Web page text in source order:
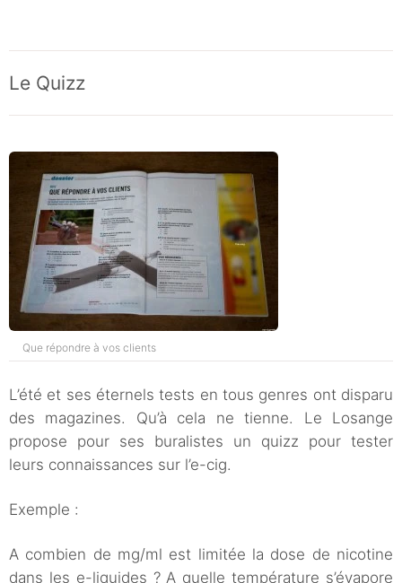
Le Quizz
Que répondre à vos clients
L’été et ses éternels tests en tous genres ont disparu
des magazines. Qu’à cela ne tienne. Le Losange
propose pour ses buralistes un quizz pour tester
leurs connaissances sur l’e-cig.
Exemple :
A combien de mg/ml est limitée la dose de nicotine
dans les e-liquides ? A quelle température s’évapore